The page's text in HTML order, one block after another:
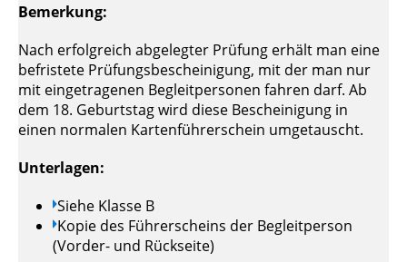
Bemerkung:
Nach erfolgreich abgelegter Prüfung erhält man eine
befristete Prüfungsbescheinigung, mit der man nur
mit eingetragenen Begleitpersonen fahren darf. Ab
dem 18. Geburtstag wird diese Bescheinigung in
einen normalen Kartenführerschein umgetauscht.
Unterlagen:
Siehe Klasse B
Kopie des Führerscheins der Begleitperson
(Vorder- und Rückseite)